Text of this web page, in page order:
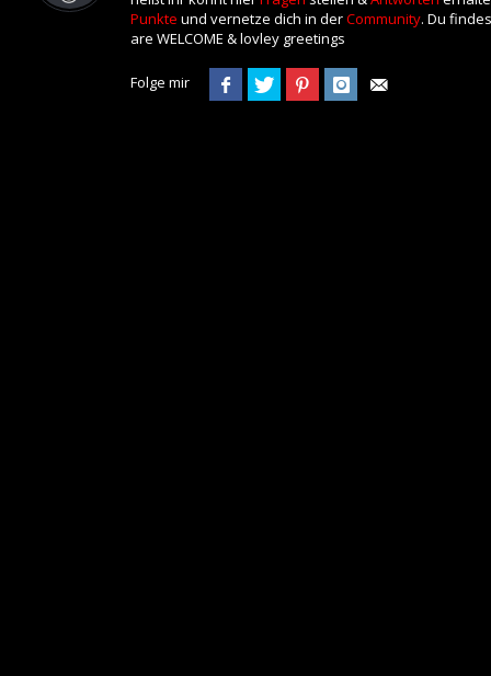
Punkte und vernetze dich in derCommunity. Du
are WELCOME & lovley greetings
Folge mir